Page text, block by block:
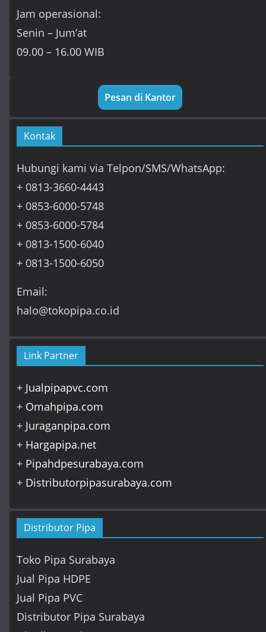
Jam operasional:
Senin – Jum’at
09.00 – 16.00 WIB
Pesan di Kantor
Kontak
Hubungi kami via Telpon/SMS/WhatsApp:
+ 0813-3660-4443
+ 0853-6000-5748
+ 0853-6000-5784
+ 0813-1500-6040
+ 0813-1500-6050
Email:
halo@tokopipa.co.id
Link Partner
+ Jualpipapvc.com
+ Omahpipa.com
+ Juraganpipa.com
+ Hargapipa.net
+ Pipahdpesurabaya.com
+ Distributorpipasurabaya.com
Distributor Pipa
Toko Pipa Surabaya
Jual Pipa HDPE
Jual Pipa PVC
Distributor Pipa Surabaya